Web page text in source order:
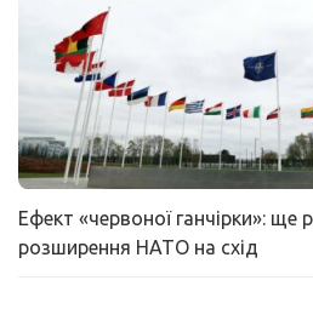
Ефект «червоної ганчірки»:
розширення НАТО на схід